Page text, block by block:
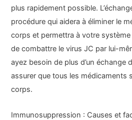
plus rapidement possible.
procédure qui aidera à éliminer le
corps et permettra à votre système
de combattre le virus JC par lui-
ayez besoin de plus d’un échange
assurer que tous les médicaments
corps.
Immunosuppression : Causes et